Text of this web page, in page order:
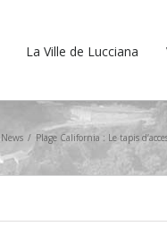
La Ville de Lucciana
News / Plage California : Le tapis